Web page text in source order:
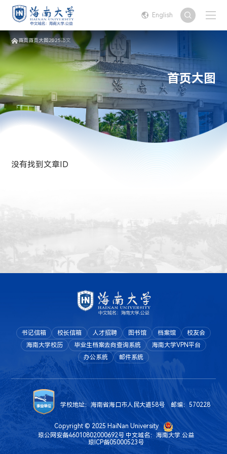
English
首页首页大图2025正文
首页大图
没有找到文章ID
书记信箱 校长信箱 人才招聘 图书馆 档案馆
校友会
海南大学校历
毕业生档案去向查询系统
海南大学VPN平台
办公系统
邮件系统
学校地址：海南省海口市人民大道58号 邮编：570228
Copyright © 2025 HaiNan University
琼公网安备46010802000692号 中文域名：海南大学.公益
琼ICP备05000523号